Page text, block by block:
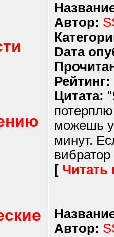
Автор:
Dата
Рейтинг:
Цитата:
можешь
минут.
[ Читать
Автор: